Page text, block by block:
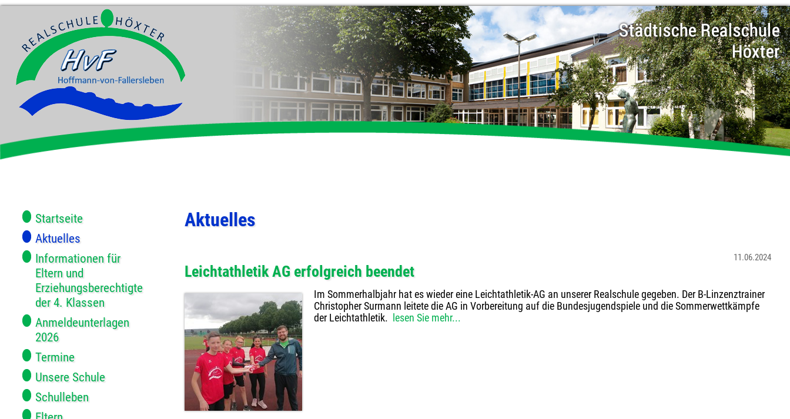
Startseite
Aktuelles
Informationen für
Eltern und
Erziehungsberechtigte
der 4. Klassen
Anmeldeunterlagen
2026
Termine
Unsere Schule
Schulleben
Aktuelles
11.06.2024
Leichtathletik AG erfolgreich beendet
Im Sommerhalbjahr hat es wieder eine Leichtathletik-AG an unserer Realschule gegeben. Der B-Linzenztrainer
Christopher Surmann leitete die AG in Vorbereitung auf die Bundesjugendspiele und die Sommerwettkämpfe
der Leichtathletik.
lesen Sie mehr...